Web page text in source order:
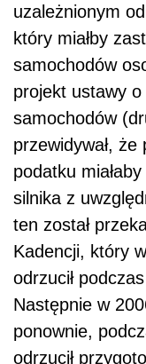
uzależnionym
który miałby
samochodów
projekt ustawy
samochodów
przewidywał,
podatku
silnika z
ten został
Kadencji, który
odrzucił
Następnie w
ponownie,
odrzucił